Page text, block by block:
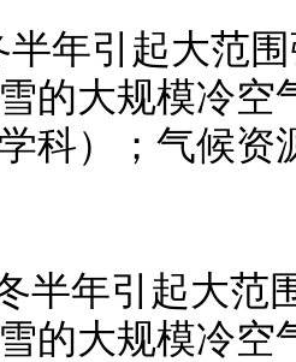
半年引起大范
的大规模冷空
科）；气候资
半年引起大范
的大规模冷空